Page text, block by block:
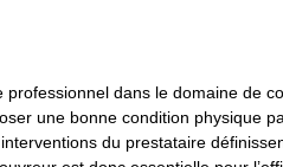
dans le domaine de
une bonne condition physique
du prestataire